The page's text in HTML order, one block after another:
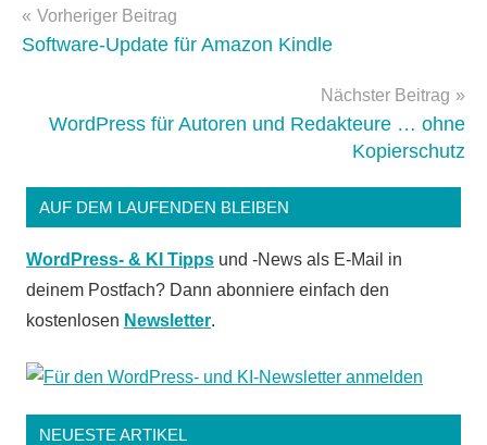
WordPress-
Tipps
Beitragsnavigation
Vorheriger Beitrag
Software-Update für Amazon Kindle
Nächster Beitrag
WordPress für Autoren und Redakteure … ohne
Kopierschutz
AUF DEM LAUFENDEN BLEIBEN
WordPress- & KI Tipps und -News als E-Mail in
deinem Postfach? Dann abonniere einfach den
kostenlosen Newsletter.
NEUESTE ARTIKEL